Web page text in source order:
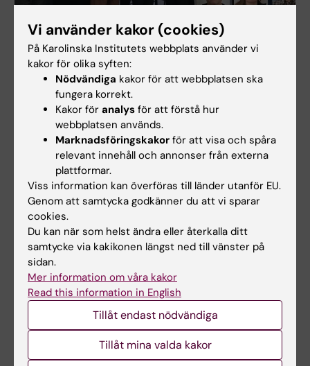
Vi är Facility Management Biomedicum
Facility Management (FM) Biomedicum erbjuder en
samordnad service för att stötta och underlätta
kärnverksamhetens dagliga arbete.
Karolinska Institutets IT Support
Manualer och information om IT-tjänster.
IT-support finns på plats i Biomedicum,
Solnavägen 9, Solna. Öppettider: 13.00-16.00
måndag till fredag. Gäller endast för IT-
relaterade ärenden.
Kontakt information
Telefon: +46(0)8-524 822 22
Vi använder kakor (cookies)
På Karolinska Institutets webbplats använder vi
kakor för olika syften:
Nödvändiga kakor för att webbplatsen ska
fungera korrekt.
Kakor för analys för att förstå hur
webbplatsen används.
Marknadsföringskakor för att visa och spåra
relevant innehåll och annonser från externa
plattformar.
Viss information kan överföras till länder utanför EU.
Genom att samtycka godkänner du att vi sparar
cookies.
Du kan när som helst ändra eller återkalla ditt
samtycke via kakikonen längst ned till vänster på
sidan.
Mer information om våra kakor
Read this information in English
Tillåt endast nödvändiga
Tillåt mina valda kakor